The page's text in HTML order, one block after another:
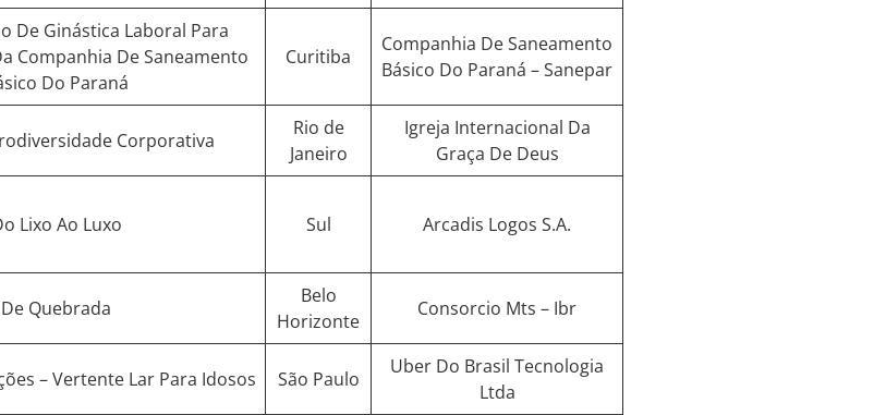
De Ginástica Laboral Para
Companhia De Saneamento
Do Paraná
Curitiba
Companhia De Saneamento
Básico Do Paraná – Sanepar
Corporativa
Rio de
Janeiro
Igreja Internacional Da
Graça De Deus
Lixo Ao Luxo Sul Arcadis Logos S.A.
De Quebrada
Belo
Horizonte
Consorcio Mts – Ibr
– Vertente Lar Para Idosos São Paulo
Uber Do Brasil Tecnologia
Ltda